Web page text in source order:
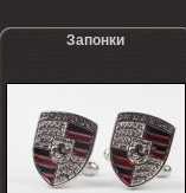
Запонки